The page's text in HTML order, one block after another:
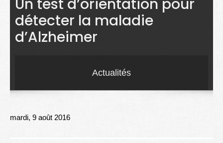
Sciences
Maladies
Better Health
Un test d’orientation pour
détecter la maladie
d’Alzheimer
Actualités
mardi, 9 août 2016